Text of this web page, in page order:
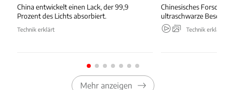
China entwickelt einen Lack, der 99,9
Prozent des Lichts absorbiert.
Technik erklärt
Chinesisches
ultraschwarze
Technik erklärt
Mehr anzeigen